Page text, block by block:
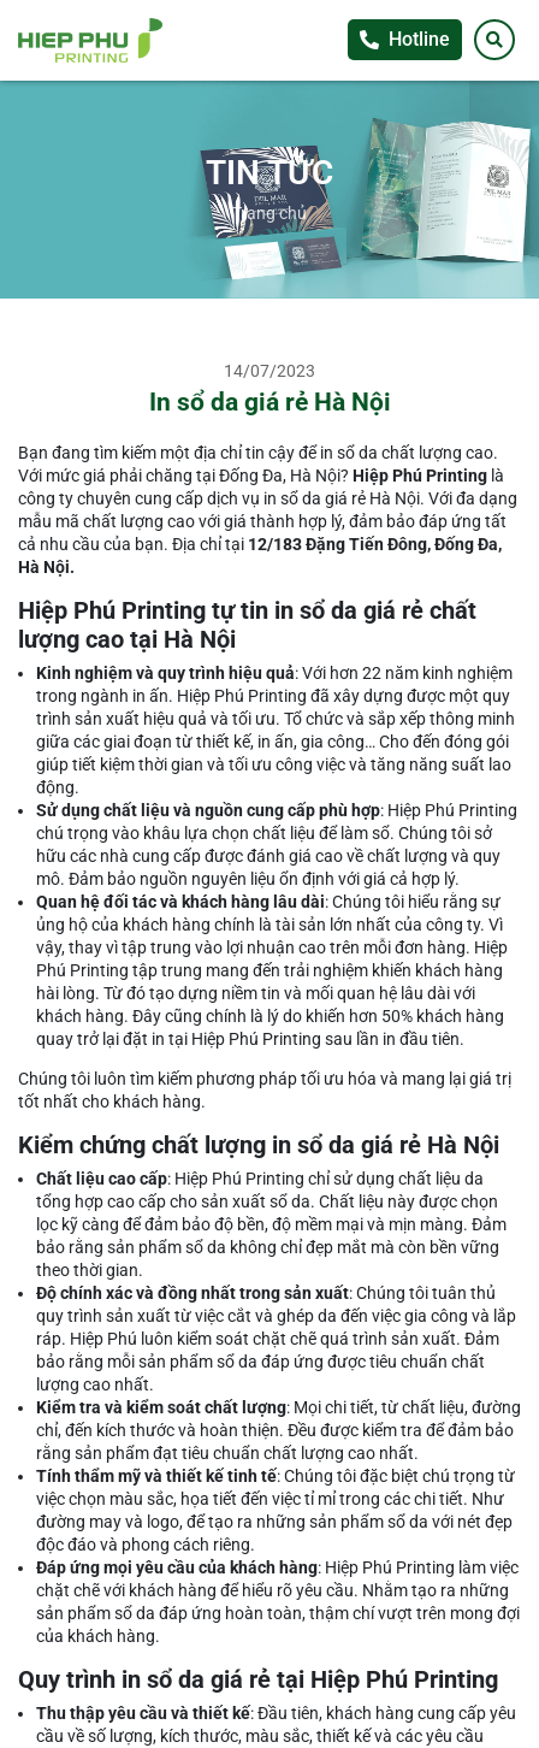
Hotline
TIN TỨC
Trang chủ
14/07/2023
In sổ da giá rẻ Hà Nội
Bạn đang tìm kiếm một địa chỉ tin cậy để in sổ da chất lượng cao.
Với mức giá phải chăng tại Đống Đa, Hà Nội? Hiệp Phú Printing là
công ty chuyên cung cấp dịch vụ in sổ da giá rẻ Hà Nội. Với đa dạng
mẫu mã chất lượng cao với giá thành hợp lý, đảm bảo đáp ứng tất
cả nhu cầu của bạn. Địa chỉ tại 12/183 Đặng Tiến Đông, Đống Đa,
Hà Nội.
Hiệp Phú Printing tự tin in sổ da giá rẻ chất
lượng cao tại Hà Nội
Kinh nghiệm và quy trình hiệu quả: Với hơn 22 năm kinh nghiệm
trong ngành in ấn. Hiệp Phú Printing đã xây dựng được một quy
trình sản xuất hiệu quả và tối ưu. Tổ chức và sắp xếp thông minh
giữa các giai đoạn từ thiết kế, in ấn, gia công… Cho đến đóng gói
giúp tiết kiệm thời gian và tối ưu công việc và tăng năng suất lao
động.
Sử dụng chất liệu và nguồn cung cấp phù hợp: Hiệp Phú Printing
chú trọng vào khâu lựa chọn chất liệu để làm sổ. Chúng tôi sở
hữu các nhà cung cấp được đánh giá cao về chất lượng và quy
mô. Đảm bảo nguồn nguyên liệu ổn định với giá cả hợp lý.
Quan hệ đối tác và khách hàng lâu dài: Chúng tôi hiểu rằng sự
ủng hộ của khách hàng chính là tài sản lớn nhất của công ty. Vì
vậy, thay vì tập trung vào lợi nhuận cao trên mỗi đơn hàng. Hiệp
Phú Printing tập trung mang đến trải nghiệm khiến khách hàng
hài lòng. Từ đó tạo dựng niềm tin và mối quan hệ lâu dài với
khách hàng. Đây cũng chính là lý do khiến hơn 50% khách hàng
quay trở lại đặt in tại Hiệp Phú Printing sau lần in đầu tiên.
Chúng tôi luôn tìm kiếm phương pháp tối ưu hóa và mang lại giá trị
tốt nhất cho khách hàng.
Kiểm chứng chất lượng in sổ da giá rẻ Hà Nội
Chất liệu cao cấp: Hiệp Phú Printing chỉ sử dụng chất liệu da
tổng hợp cao cấp cho sản xuất sổ da. Chất liệu này được chọn
lọc kỹ càng để đảm bảo độ bền, độ mềm mại và mịn màng. Đảm
bảo rằng sản phẩm sổ da không chỉ đẹp mắt mà còn bền vững
theo thời gian.
Độ chính xác và đồng nhất trong sản xuất: Chúng tôi tuân thủ
quy trình sản xuất từ việc cắt và ghép da đến việc gia công và lắp
ráp. Hiệp Phú luôn kiểm soát chặt chẽ quá trình sản xuất. Đảm
bảo rằng mỗi sản phẩm sổ da đáp ứng được tiêu chuẩn chất
lượng cao nhất.
Kiểm tra và kiểm soát chất lượng: Mọi chi tiết, từ chất liệu, đường
chỉ, đến kích thước và hoàn thiện. Đều được kiểm tra để đảm bảo
rằng sản phẩm đạt tiêu chuẩn chất lượng cao nhất.
Tính thẩm mỹ và thiết kế tinh tế: Chúng tôi đặc biệt chú trọng từ
việc chọn màu sắc, họa tiết đến việc tỉ mỉ trong các chi tiết. Như
đường may và logo, để tạo ra những sản phẩm sổ da với nét đẹp
độc đáo và phong cách riêng.
Đáp ứng mọi yêu cầu của khách hàng: Hiệp Phú Printing làm việc
chặt chẽ với khách hàng để hiểu rõ yêu cầu. Nhằm tạo ra những
sản phẩm sổ da đáp ứng hoàn toàn, thậm chí vượt trên mong đợi
của khách hàng.
Quy trình in sổ da giá rẻ tại Hiệp Phú Printing
Thu thập yêu cầu và thiết kế: Đầu tiên, khách hàng cung cấp yêu
cầu về số lượng, kích thước, màu sắc, thiết kế và các yêu cầu